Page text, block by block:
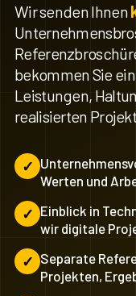
Wir senden Ihnen
bekommen Sie
Leistungen,
realisierten
Werten und
Einblick in
wir digitale
Separate
Projekten,